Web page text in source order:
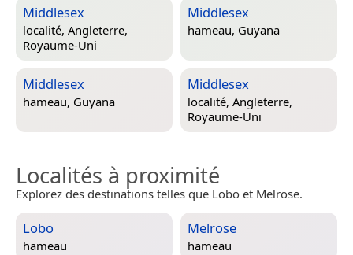
Middlesex
localité, Angleterre,
Royaume-Uni
Middlesex
hameau, Guyana
Middlesex
hameau, Guyana
Middlesex
localité, Angleterre,
Royaume-Uni
Localités à proximité
Explorez des destinations telles que Lobo et Melrose.
Lobo
hameau
Melrose
hameau